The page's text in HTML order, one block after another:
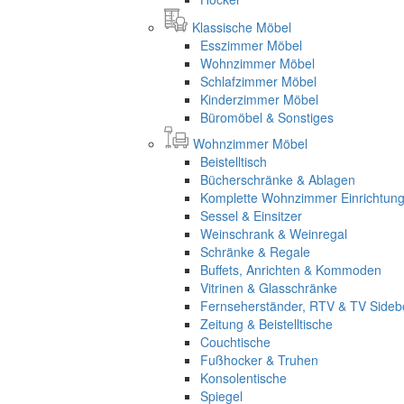
Klassische Möbel
Esszimmer Möbel
Wohnzimmer Möbel
Schlafzimmer Möbel
Kinderzimmer Möbel
Büromöbel & Sonstiges
Wohnzimmer Möbel
Beistelltisch
Bücherschränke & Ablagen
Komplette Wohnzimmer Einrichtung
Sessel & Einsitzer
Weinschrank & Weinregal
Schränke & Regale
Buffets, Anrichten & Kommoden
Vitrinen & Glasschränke
Fernseherständer, RTV & TV
Zeitung & Beistelltische
Couchtische
Fußhocker & Truhen
Konsolentische
Spiegel